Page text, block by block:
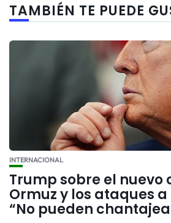
TAMBIÉN TE PUEDE
INTERNACIONAL
Trump sobre el nuevo
Ormuz y los ataques
“No pueden